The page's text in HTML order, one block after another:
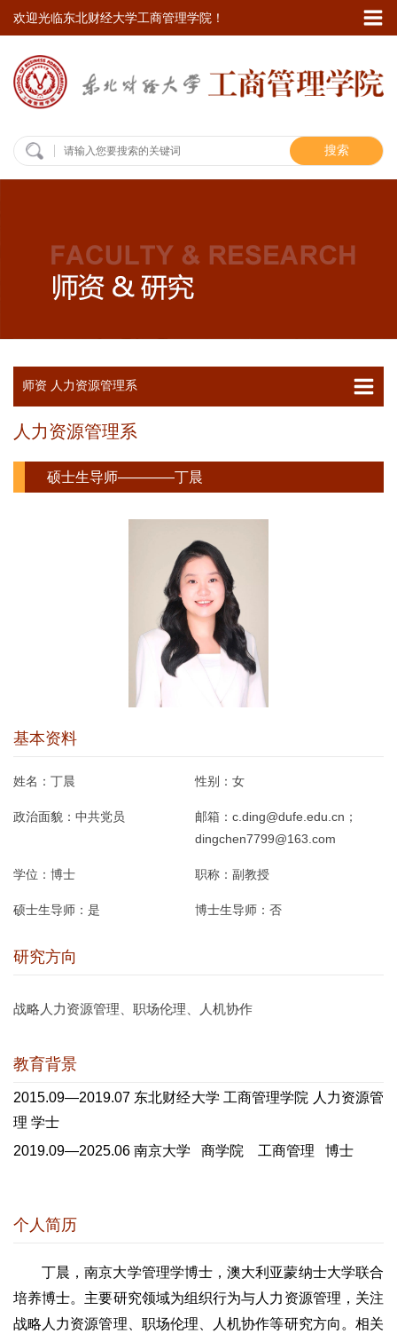
欢迎光临东北财经大学工商管理学院！
搜索
人力资源管理系
硕士生导师————丁晨
基本资料
姓名： 丁晨 性别： 女
政治面貌： 中共党员 邮箱： c.ding@dufe.edu.cn；
dingchen7799@163.com
学位： 博士 职称： 副教授
硕士生导师： 是 博士生导师： 否
研究方向
战略人力资源管理、职场伦理、人机协作
教育背景
2015.09—2019.07 东北财经大学 工商管理学院 人力资源管
理 学士
2019.09—2025.06 南京大学 商学院 工商管理 博士
个人简历
丁晨，南京大学管理学博士，澳大利亚蒙纳士大学联合
培养博士。主要研究领域为组织行为与人力资源管理，关注
战略人力资源管理、职场伦理、人机协作等研究方向。相关
师资 人力资源管理系